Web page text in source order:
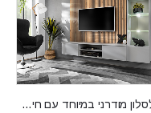
‏סט לסלון מודרני במיוחד עם חיפוי קיר XARI-L